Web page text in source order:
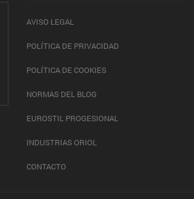
AVISO LEGAL
POLÍTICA DE PRIVACIDAD
POLÍTICA DE COOKIES
NORMAS DEL BLOG
EUROSTIL PROGESIONAL
INDUSTRIAS ORIOL
CONTACTO